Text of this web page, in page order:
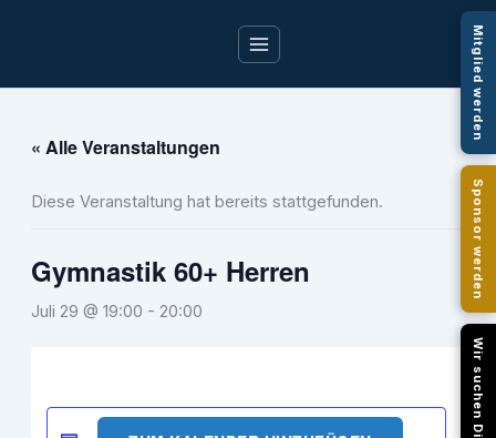
« Alle Veranstaltungen
Diese Veranstaltung hat bereits stattgefunden.
Gymnastik 60+ Herren
Juli 29 @ 19:00 - 20:00
Mitglied werden
Sponsor werden
Wir suchen Dich